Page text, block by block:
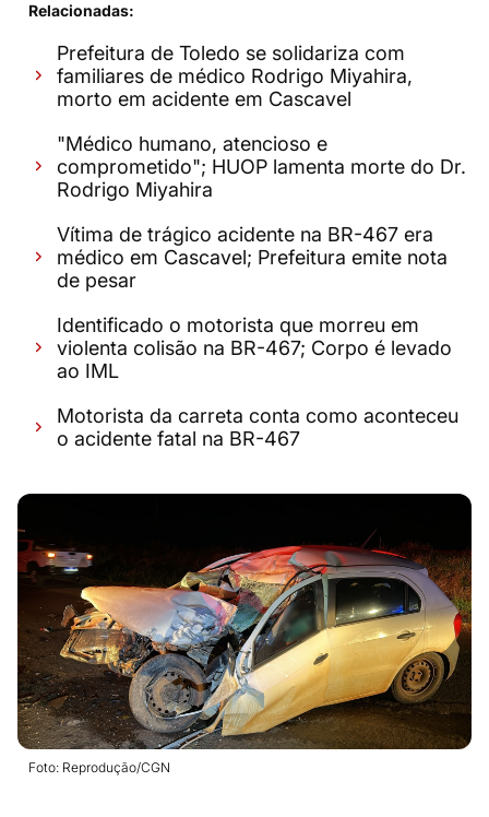
Relacionadas:
Prefeitura de Toledo se solidariza com
familiares de médico Rodrigo Miyahira,
morto em acidente em Cascavel
"Médico humano, atencioso e
comprometido"; HUOP lamenta morte do Dr.
Rodrigo Miyahira
Vítima de trágico acidente na BR-467 era
médico em Cascavel; Prefeitura emite nota
de pesar
Identificado o motorista que morreu em
violenta colisão na BR-467; Corpo é levado
ao IML
Motorista da carreta conta como aconteceu
o acidente fatal na BR-467
Foto: Reprodução/CGN